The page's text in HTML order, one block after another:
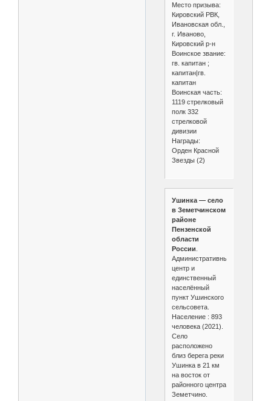
Место призыва:
Кировский РВК,
Ивановская обл.,
г. Иваново,
Кировский р-н
Воинское звание:
гв. капитан ;
капитан|гв.
капитан
Воинская часть:
1119 стрелковый
полк 332
стрелковой
дивизии
Награды:
Орден Красной
Звезды (2)
Ушинка — село
в Земетчинском
районе
Пензенской
области
России.
Административный
центр и
единственный
населённый
пункт Ушинского
сельсовета.
Население : 893
человека (2021).
Село
расположено
близ берега реки
Ушинка в 21 км
на восток от
районного центра
Земетчино.